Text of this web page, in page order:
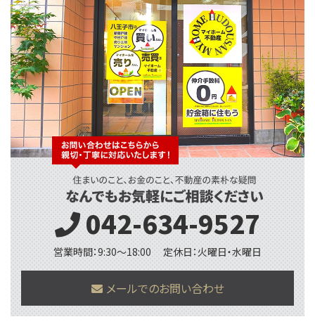
042-634-9527
営業時間：9:30〜18:00 定休日：火曜日・水曜日
メールでのお問い合わせ